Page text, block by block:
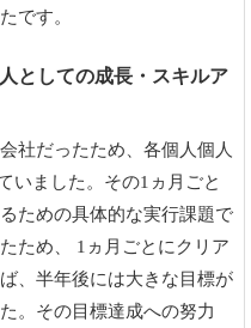
です。
としての成長・スキルア
社だったため、各個人個人
いました。その1ヵ月ごと
ための具体的な実行課題で
ため、 1ヵ月ごとにクリア
、半年後には大きな目標が
。その目標達成への努力